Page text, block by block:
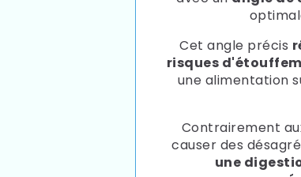
Cet angle précis
risques
une alimentation
Contrairement
causer des
une